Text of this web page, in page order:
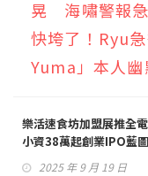
晃 海嘯警報
快垮了！Ryu
Yuma」本人幽
樂活速食坊加盟展推全
小資38萬起創業IPO藍
2025 年 9 月 19 日